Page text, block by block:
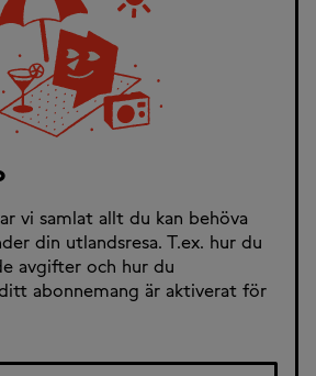
vi samlat allt du kan behöva
din utlandsresa. T.ex. hur du
avgifter och hur du
abonnemang är aktiverat för